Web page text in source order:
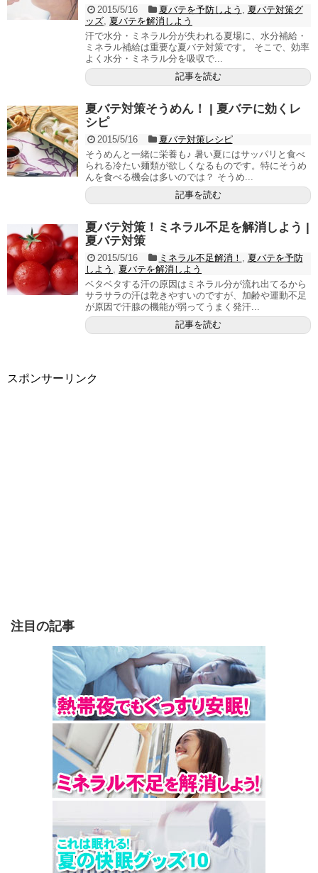
2015/5/16 夏バテを予防しよう
夏バテ対策グ
ッズ 夏バテを解消しよう
汗で水分・ミネラル分が失われる夏場に、水分補給・
ミネラル補給は重要な夏バテ対策です。 そこで、効率
よく水分・ミネラル分を吸収で...
記事を読む
夏バテ対策そうめん！ | 夏バテに効くレ
シピ
2015/5/16
夏バテ対策レシピ
そうめんと一緒に栄養も♪ 暑い夏にはサッパリと食べ
られる冷たい麺類が欲しくなるものです。特にそうめ
んを食べる機会は多いのでは？ そうめ...
記事を読む
夏バテ対策！ミネラル不足を解消しよう |
夏バテ対策
2015/5/16 ミネラル不足解消！
夏バテを予防
しよう
夏バテを解消しよう
ベタベタする汗の原因はミネラル分が流れ出てるから
サラサラの汗は乾きやすいのですが、加齢や運動不足
が原因で汗腺の機能が弱ってうまく発汗...
記事を読む
スポンサーリンク
注目の記事